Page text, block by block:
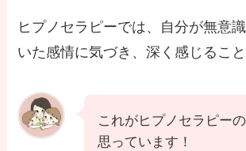
ヒプノセラピーでは、自分が無意
いた感情に気づき、深く感じること
これがヒプノセラピー
思っています！